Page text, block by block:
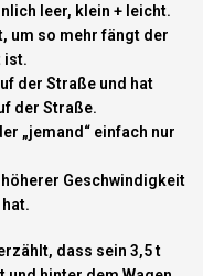
leer, klein + leicht.
um so mehr fängt der
ist.
der Straße und hat
der Straße.
„jemand“ einfach nur
Geschwindigkeit
dass sein 3,5 t